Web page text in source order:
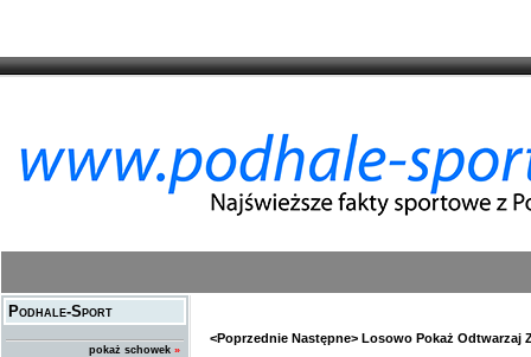
Podhale-Sport
pokaż schowek »
<Poprzednie Następne> Losowo Pokaż Odtwarzaj